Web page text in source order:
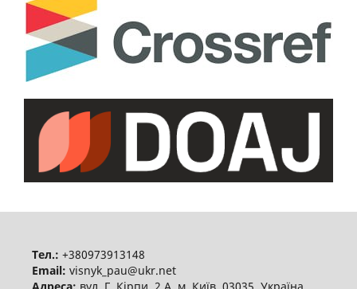
Тел.: +380973913148
Email: visnyk_pau@ukr.net
Адреса: вул. Г. Кірпи, 2 А, м. Київ, 03035, Україна